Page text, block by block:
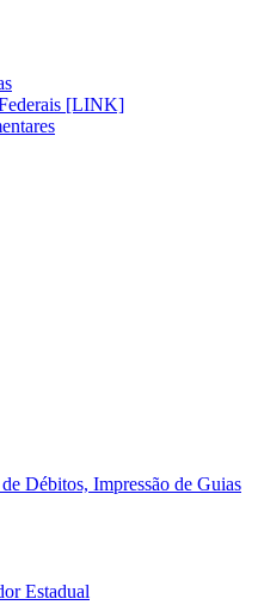
[LINK]
Débitos, Impressão de Guias
Estadual